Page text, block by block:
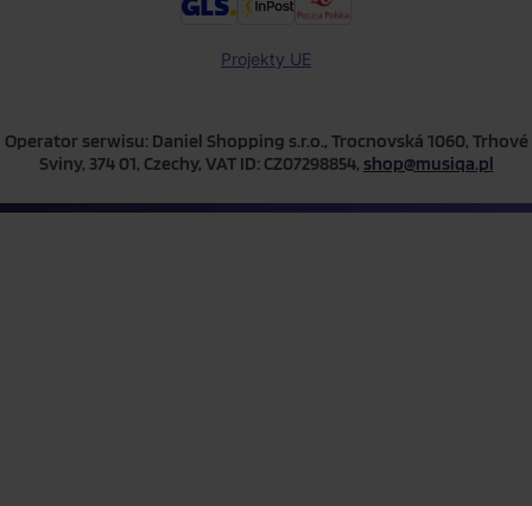
Projekty UE
Operator serwisu: Daniel Shopping s.r.o., Trocnovská 1060, Trhové
Sviny, 374 01, Czechy, VAT ID: CZ07298854, shop@musiqa.pl